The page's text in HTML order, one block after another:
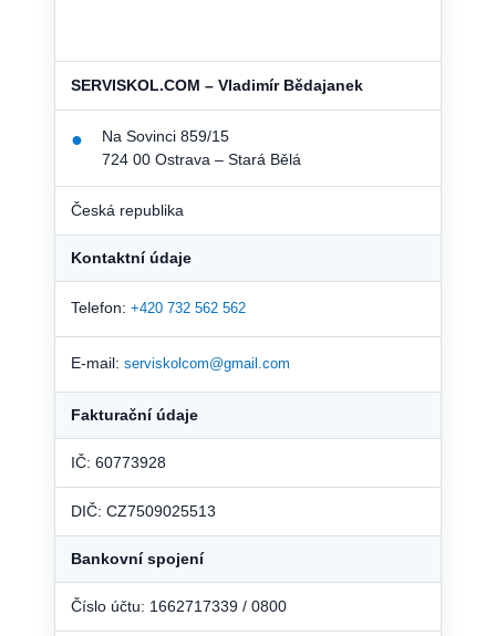
SERVISKOL.COM – Vladimír Bědajanek
●
Na Sovinci 859/15
724 00 Ostrava – Stará Bělá
Česká republika
Kontaktní údaje
Telefon: +420 732 562 562
E-mail: serviskolcom@gmail.com
Fakturační údaje
IČ: 60773928
DIČ: CZ7509025513
Bankovní spojení
Číslo účtu: 1662717339 / 0800